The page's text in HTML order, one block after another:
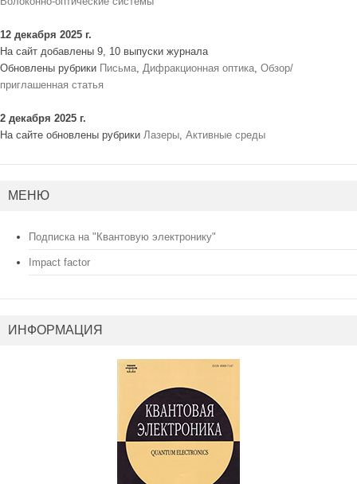
12 декабря 2025 г.
На сайт добавлены 9, 10 выпуски журнала
Обновлены рубрики Письма, Дифракционная оптика, Обзор/
приглашенная статья
2 декабря 2025 г.
На сайте обновлены рубрики Лазеры, Активные среды
МЕНЮ
Подписка на "Квантовую электронику"
Impact factor
ИНФОРМАЦИЯ